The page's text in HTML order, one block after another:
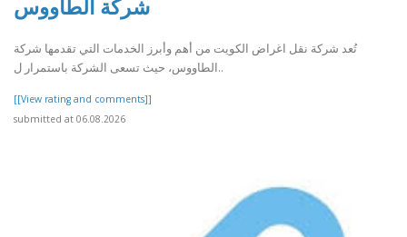
شركة الطاووس
تُعد شركة نقل اغراض الكويت من أهم وأبرز الخدمات التي تقدمها شركة
الطاووس، حيث تسعى الشركة باستمرار ل..
[[View rating and comments]]
submitted at 06.08.2026